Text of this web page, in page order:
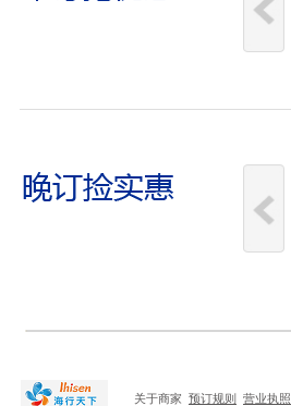
关于商家 预订规则 营业执照